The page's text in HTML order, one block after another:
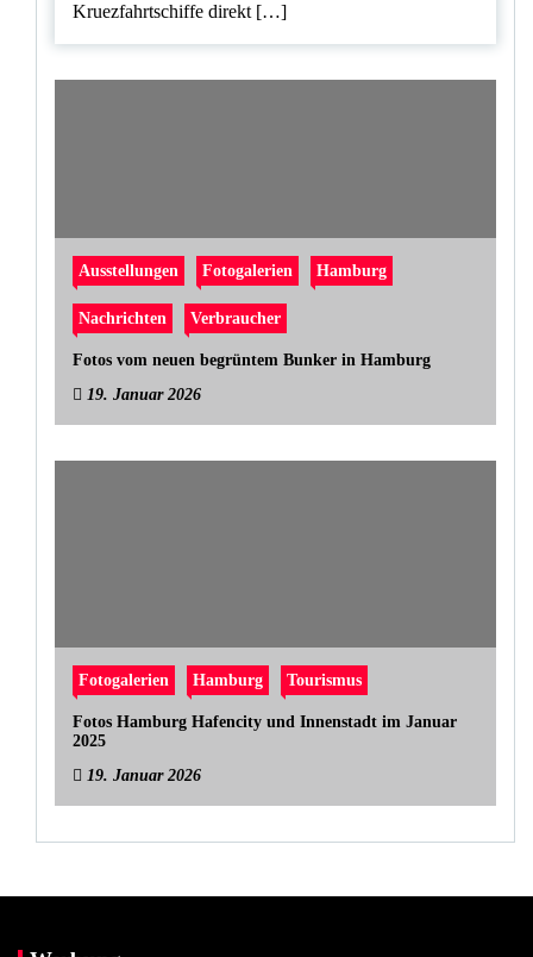
Kruezfahrtschiffe direkt […]
Ausstellungen Fotogalerien Hamburg
Nachrichten Verbraucher
Fotos vom neuen begrüntem Bunker in Hamburg
19. Januar 2026
Fotogalerien Hamburg Tourismus
Fotos Hamburg Hafencity und Innenstadt im Januar
2025
19. Januar 2026